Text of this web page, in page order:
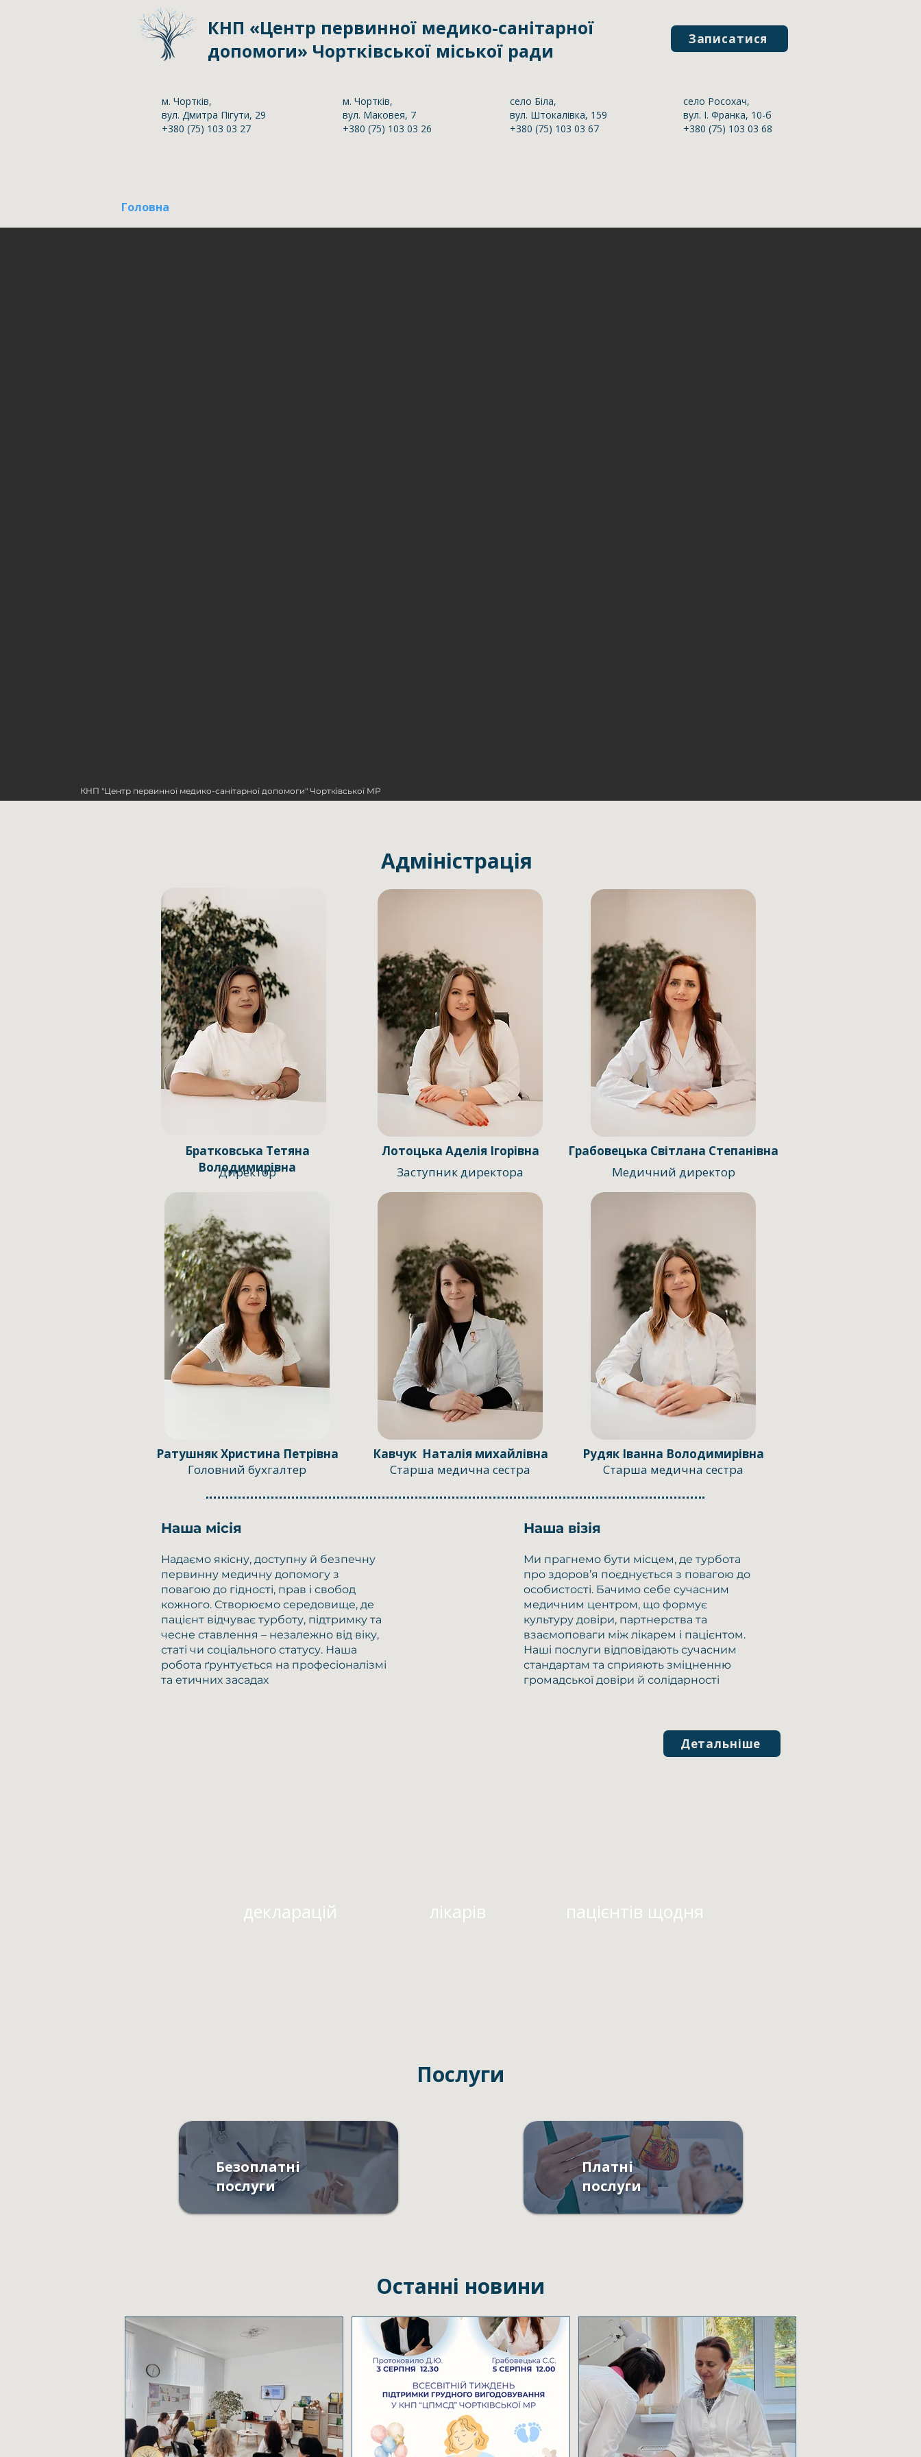
КНП «Центр первинної медико-санітарної
допомоги» Чортківської міської ради
м. Чортків,
вул. Дмитра Пігути, 29
+380 (75) 103 03 27
м. Чортків,
вул. Маковея, 7
+380 (75) 103 03 26
село Біла,
вул. Штокалівка, 159
+380 (75) 103 03 67
Записатися
село Росохач,
вул. І. Франка, 10-б
+380 (75) 103 03 68
Головна
КНП "Центр первинної медико-санітарної допомоги" Чортківської МР
Адміністрація
Братковська Тетяна
Володимирівна
Директор
Лотоцька Аделія Ігорівна
Заступник директора
Грабовецька Світлана Степанівна
Медичний директор
Ратушняк Христина Петрівна
Головний бухгалтер
Кавчук Наталія михайлівна
Старша медична сестра
Рудяк Іванна Володимирівна
Старша медична сестра
Наша місія
Надаємо якісну, доступну й безпечну
первинну медичну допомогу з
повагою до гідності, прав і свобод
кожного. Створюємо середовище, де
пацієнт відчуває турботу, підтримку та
чесне ставлення – незалежно від віку,
статі чи соціального статусу. Наша
робота ґрунтується на професіоналізмі
та етичних засадах
Наша візія
Ми прагнемо бути місцем, де турбота
про здоров’я поєднується з повагою до
особистості. Бачимо себе сучасним
медичним центром, що формує
культуру довіри, партнерства та
взаємоповаги між лікарем і пацієнтом.
Наші послуги відповідають сучасним
стандартам та сприяють зміцненню
громадської довіри й солідарності
Детальніше
декларацій лікарів пацієнтів щодня
Послуги
Безоплатні
послуги
Платні
послуги
Останні новини